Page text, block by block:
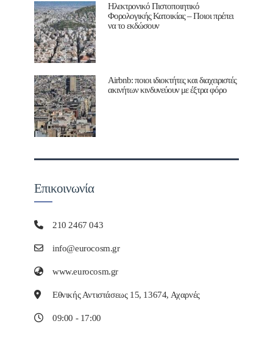
Ηλεκτρονικό Πιστοποιητικό
Φορολογικής Κατοικίας – Ποιοι πρέπει
να το εκδώσουν
Airbnb: ποιοι ιδιοκτήτες και διαχειριστές
ακινήτων κινδυνεύουν με έξτρα φόρο
Επικοινωνία
210 2467 043
info@eurocosm.gr
www.eurocosm.gr
Εθνικής Αντιστάσεως 15, 13674, Αχαρνές
09:00 - 17:00